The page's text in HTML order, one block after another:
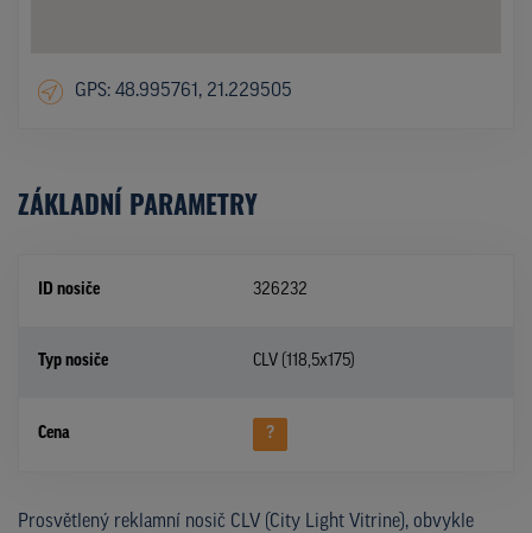
GPS: 48.995761, 21.229505
ZÁKLADNÍ PARAMETRY
ID nosiče 326232
Typ nosiče CLV (118,5x175)
Cena ?
Prosvětlený reklamní nosič CLV (City Light Vitrine), obvykle